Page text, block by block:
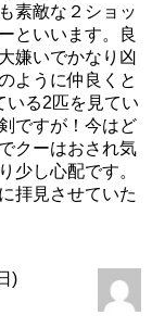
素敵な２ショッ
といいます。良
嫌いでかなり凶
ように仲良くと
いる2匹を見てい
ですが！今はど
クーはおされ気
少し心配です。
拝見させていた
)